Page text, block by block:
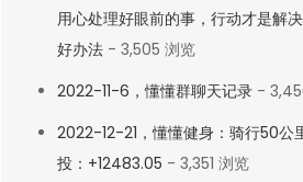
用心处理好眼前的事，行动才是解
好办法- 3,505 浏览
2022-11-6，懂懂群聊天记录-
2022-12-21，懂懂健身：骑行50公
投：+12483.05 - 3,351 浏览